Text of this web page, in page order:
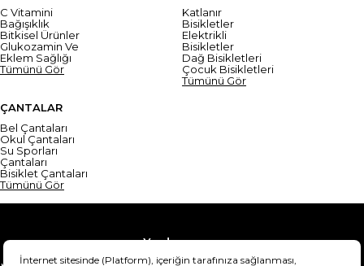
C Vitamini
Bağışıklık
Bitkisel Ürünler
Glukozamin Ve
Eklem Sağlığı
Tümünü Gör
Katlanır
Bisikletler
Elektrikli
Bisikletler
Dağ Bisikletleri
Çocuk Bisikletleri
Tümünü Gör
ÇANTALAR
Bel Çantaları
Okul Çantaları
Su Sporları
Çantaları
Bisiklet Çantaları
Tümünü Gör
Yardım